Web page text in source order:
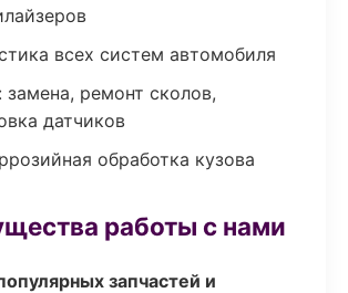
всех систем автомобиля
замена, ремонт сколов,
датчиков
обработка кузова
работы с нами
запчастей и